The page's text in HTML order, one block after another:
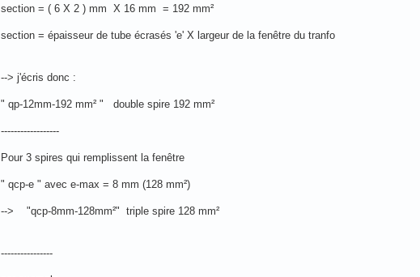
section = ( 6 X 2 ) mm X 16 mm = 192 mm²
section = épaisseur de tube écrasés 'e' X largeur de la fenêtre du tranfo
--> j'écris donc :
" qp-12mm-192 mm² " double spire 192 mm²
------------------
Pour 3 spires qui remplissent la fenêtre
" qcp-e " avec e-max = 8 mm (128 mm²)
--> "qcp-8mm-128mm²" triple spire 128 mm²
----------------